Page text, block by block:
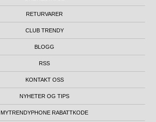
RETURVARER
CLUB TRENDY
BLOGG
RSS
KONTAKT OSS
NYHETER OG TIPS
MYTRENDYPHONE RABATTKODE